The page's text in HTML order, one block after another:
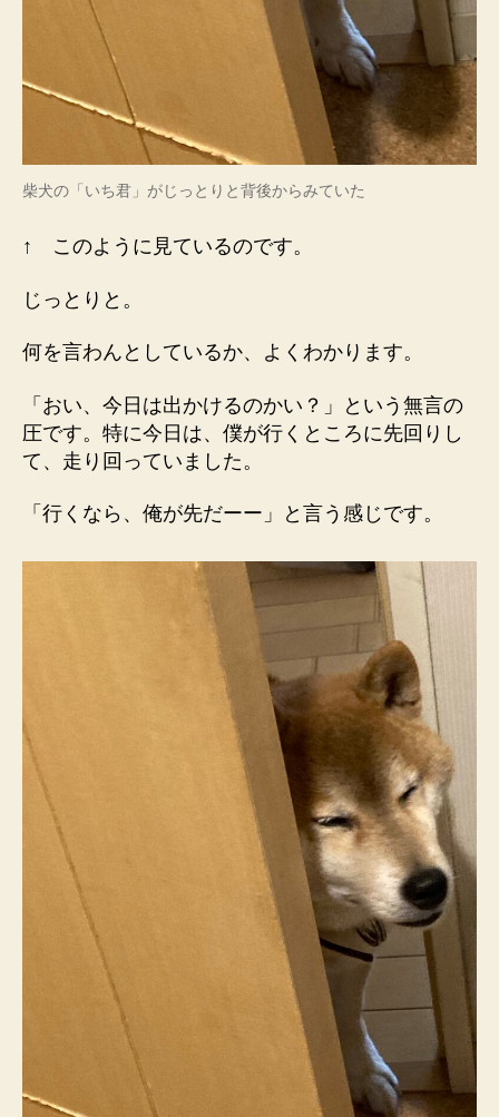
柴犬の「いち君」がじっとりと背後からみていた
↑ このように見ているのです。
じっとりと。
何を言わんとしているか、よくわかります。
「おい、今日は出かけるのかい？」という無言の
圧です。特に今日は、僕が行くところに先回りし
て、走り回っていました。
「行くなら、俺が先だーー」と言う感じです。